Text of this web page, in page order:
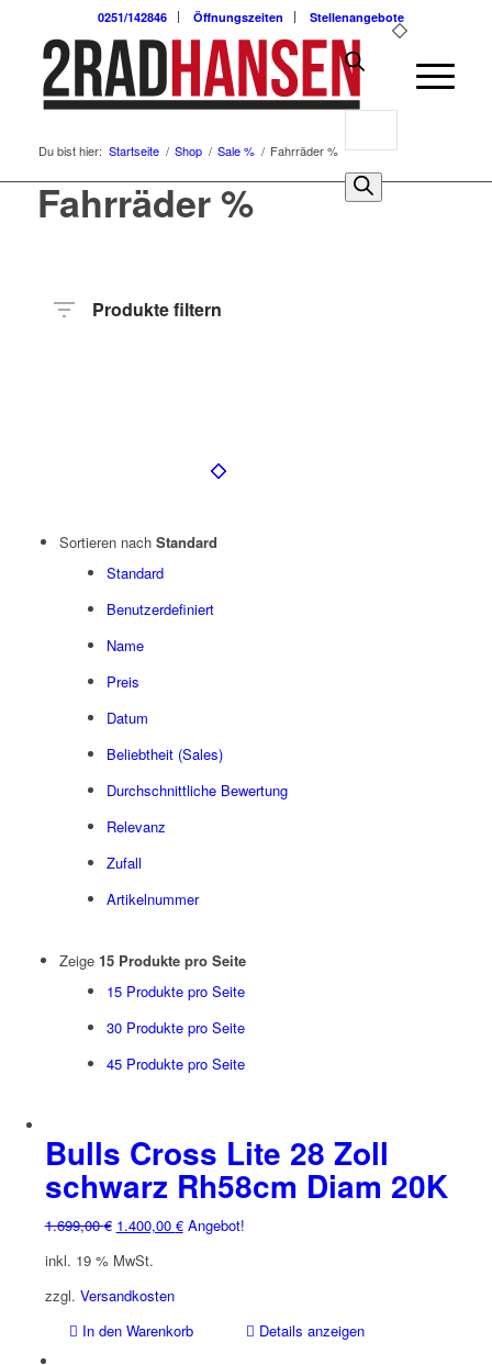
0251/142846 Öffnungszeiten Stellenangebote
0
Du bist hier: Startseite / Shop / Sale % / Fahrräder %
Fahrräder %
Produkte filtern
Sortieren nach Standard
Standard
Benutzerdefiniert
Name
Preis
Datum
Beliebtheit (Sales)
Durchschnittliche Bewertung
Relevanz
Zufall
Artikelnummer
Zeige 15 Produkte pro Seite
15 Produkte pro Seite
30 Produkte pro Seite
45 Produkte pro Seite
Bulls Cross Lite 28 Zoll
schwarz Rh58cm Diam 20K
1.699,00€ Ursprünglicher
war:
1.699,00 €
1.400,00 €Aktueller
Angebot!
inkl. 19 % MwSt.
zzgl. Versandkosten
In den Warenkorb
Details anzeigen